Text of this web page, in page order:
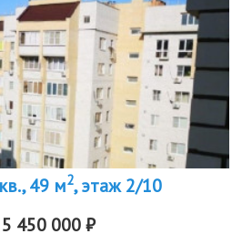
49 м2, этаж 2/10
5 450 000 ₽